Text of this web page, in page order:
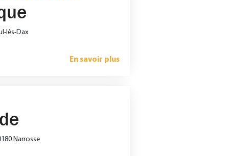
lès-Dax
En savoir plus
Narrosse